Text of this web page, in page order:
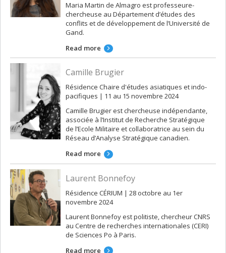
Maria Martin de Almagro est professeure-
chercheuse au Département d’études des
conflits et de développement de l’Université de
Gand.
Read more
Camille Brugier
Résidence Chaire d'études asiatiques et indo-
pacifiques | 11 au 15 novembre 2024
Camille Brugier est chercheuse indépendante,
associée à l’Institut de Recherche Stratégique
de l’Ecole Militaire et collaboratrice au sein du
Réseau d’Analyse Stratégique canadien.
Read more
Laurent Bonnefoy
Résidence CÉRIUM | 28 octobre au 1er
novembre 2024
Laurent Bonnefoy est politiste, chercheur CNRS
au Centre de recherches internationales (CERI)
de Sciences Po à Paris.
Read more